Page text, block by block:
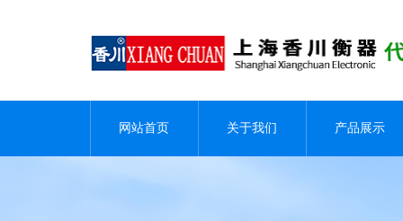
网站首页 关于我们 产品展示